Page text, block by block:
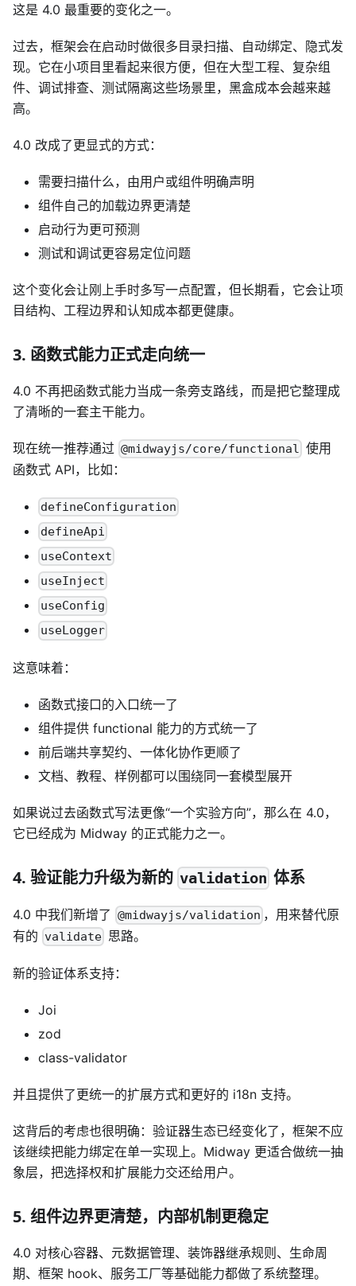
这是 4.0 最重要的变化之一。
过去，框架会在启动时做很多目录扫描、自动绑定、隐式发
现。它在小项目里看起来很方便，但在大型工程、复杂组
件、调试排查、测试隔离这些场景里，黑盒成本会越来越
高。
4.0 改成了更显式的方式：
需要扫描什么，由用户或组件明确声明
组件自己的加载边界更清楚
启动行为更可预测
测试和调试更容易定位问题
这个变化会让刚上手时多写一点配置，但长期看，它会让项
目结构、工程边界和认知成本都更健康。
3. 函数式能力正式走向统一
4.0 不再把函数式能力当成一条旁支路线，而是把它整理成
了清晰的一套主干能力。
现在统一推荐通过 @midwayjs/core/functional 使用
函数式 API，比如：
defineConfiguration
defineApi
useContext
useInject
useConfig
useLogger
这意味着：
函数式接口的入口统一了
组件提供 functional 能力的方式统一了
前后端共享契约、一体化协作更顺了
文档、教程、样例都可以围绕同一套模型展开
如果说过去函数式写法更像“一个实验方向”，那么在 4.0，
它已经成为 Midway 的正式能力之一。
4. 验证能力升级为新的 validation 体系
4.0 中我们新增了 @midwayjs/validation ，用来替代原
有的 validate 思路。
新的验证体系支持：
Joi
zod
class-validator
并且提供了更统一的扩展方式和更好的 i18n 支持。
这背后的考虑也很明确：验证器生态已经变化了，框架不应
该继续把能力绑定在单一实现上。Midway 更适合做统一抽
象层，把选择权和扩展能力交还给用户。
5. 组件边界更清楚，内部机制更稳定
4.0 对核心容器、元数据管理、装饰器继承规则、生命周
期、框架 hook、服务工厂等基础能力都做了系统整理。